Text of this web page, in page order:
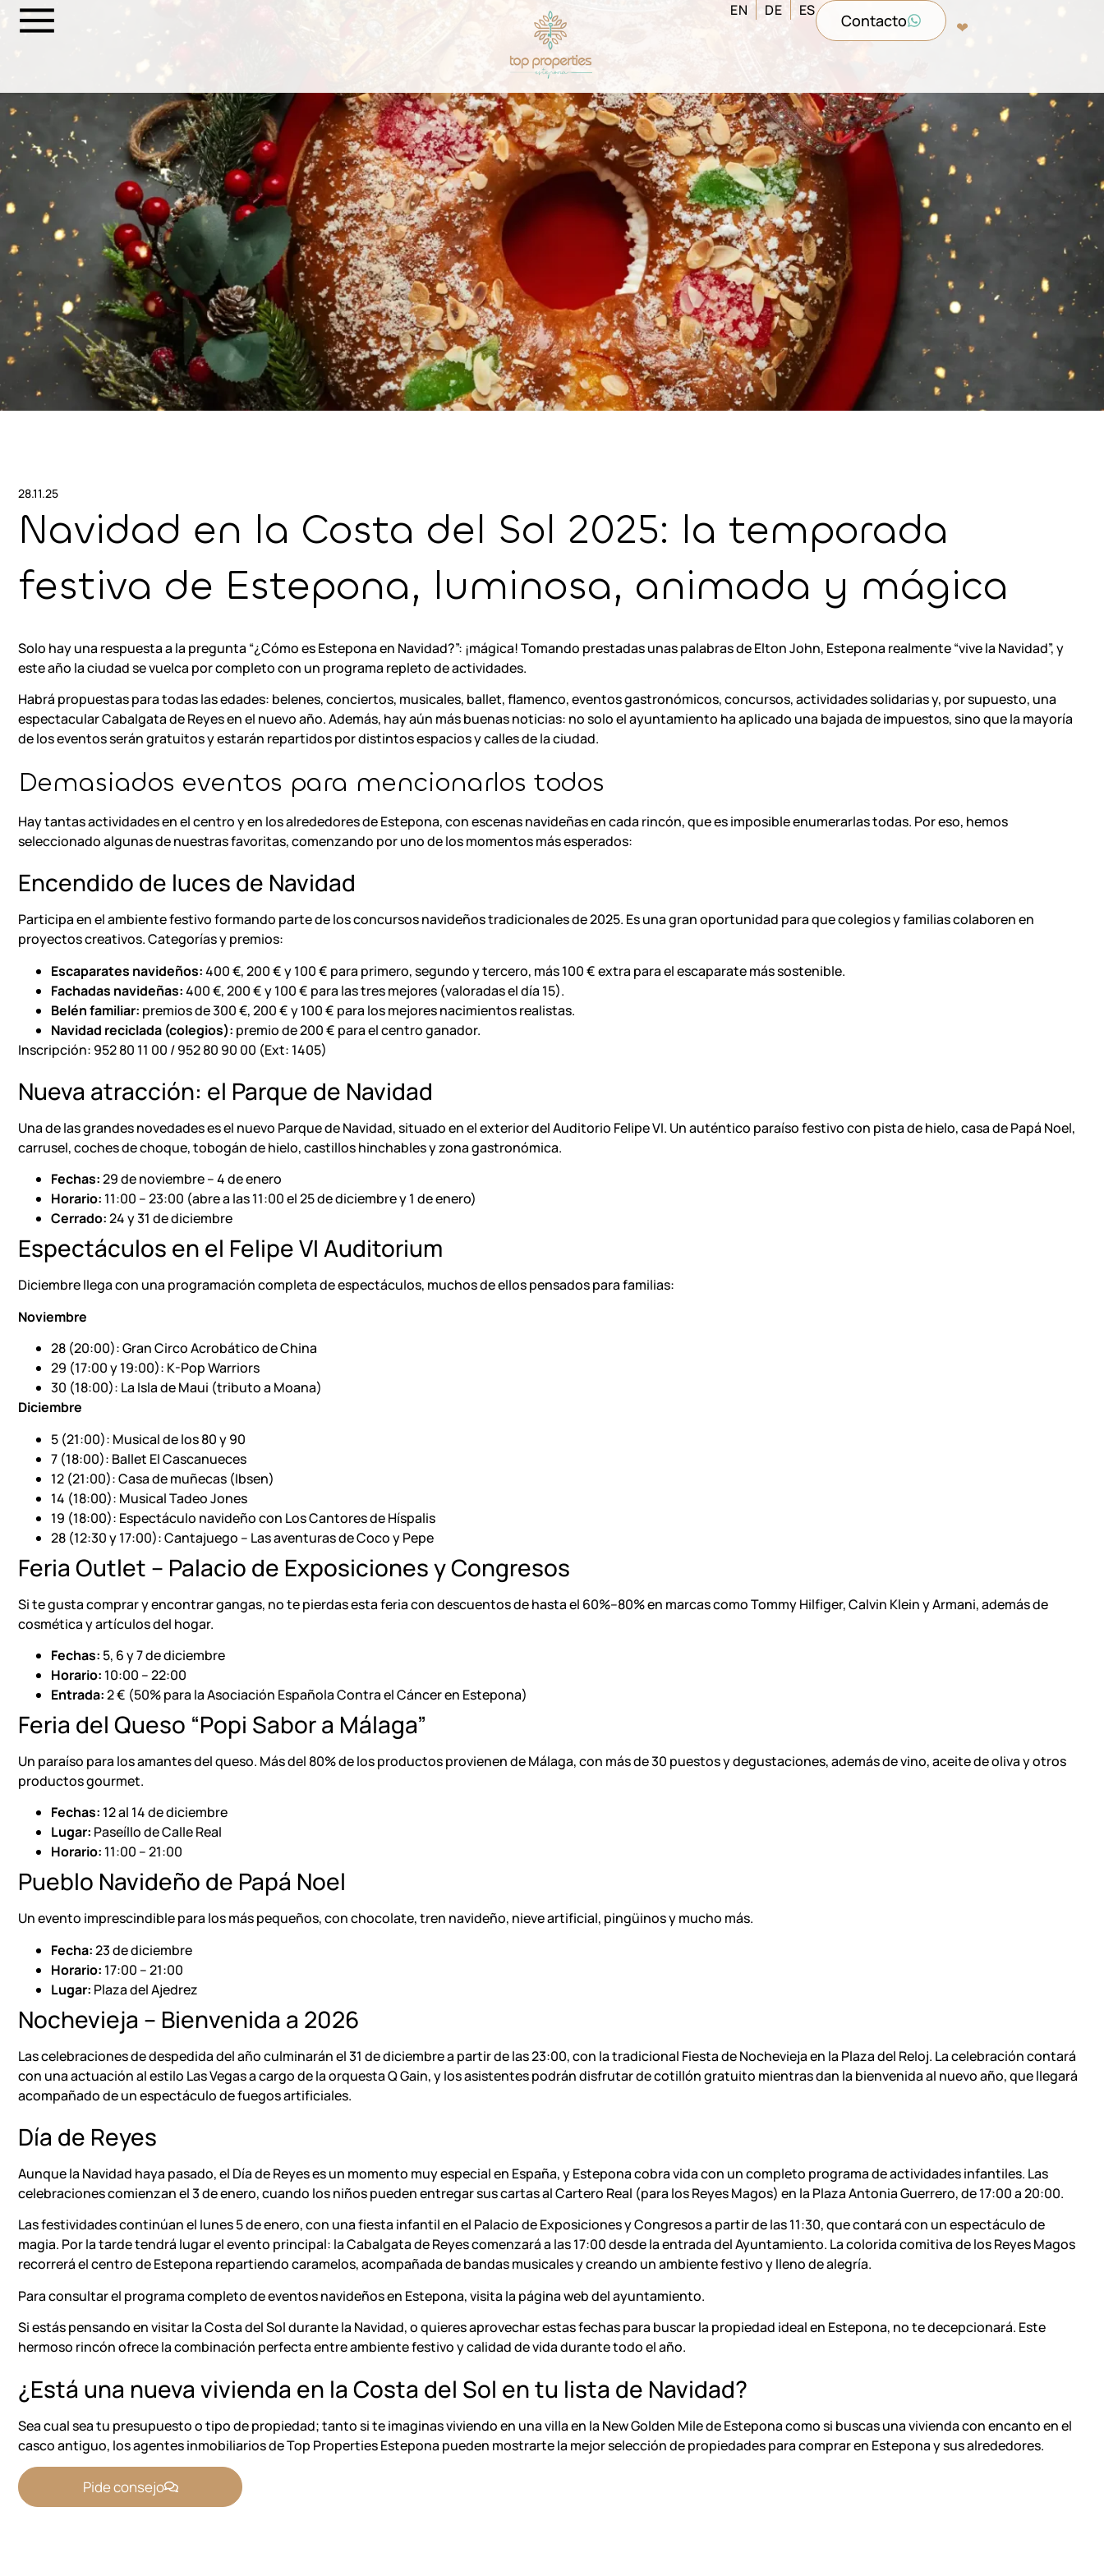
EN DE ES
Contacto ❤︎‬
28.11.25
Navidad en la Costa del Sol 2025: la temporada
festiva de Estepona, luminosa, animada y mágica
Solo hay una respuesta a la pregunta “¿Cómo es Estepona en Navidad?”: ¡mágica! Tomando prestadas unas palabras deElton John, Estepona realmente “vive la Navidad”, y
este año la ciudad se vuelca por completo con un programa repleto de actividades.
Habrá propuestas para todas las edades: belenes, conciertos, musicales, ballet, flamenco, eventos gastronómicos, concursos, actividades solidarias y, por supuesto, una
espectacular Cabalgata de Reyes en el nuevo año. Además, hay aún más buenas noticias: no solo el ayuntamiento ha aplicado una bajada de impuestos, sino que la mayoría
de los eventos serán gratuitos y estarán repartidos por distintos espacios y calles de la ciudad.
Demasiados eventos para mencionarlos todos
Hay tantas actividades en el centro y en los alrededores de Estepona, con escenas navideñas en cada rincón, que es imposible enumerarlas todas. Por eso, hemos
seleccionado algunas de nuestras favoritas, comenzando por uno de los momentos más esperados:
Encendido de luces de Navidad
Participa en el ambiente festivo formando parte de los concursos navideños tradicionales de 2025. Es una gran oportunidad para que colegios y familias colaboren en
proyectos creativos. Categorías y premios:
Escaparates navideños:400 €, 200 € y 100 € para primero, segundo y tercero, más 100 € extra para el escaparate más sostenible.
Fachadas navideñas:400 €, 200 € y 100 € para las tres mejores (valoradas el día 15).
Belén familiar: premios de 300 €, 200 € y 100 € para los mejores nacimientos realistas.
Navidad reciclada (colegios): premio de 200 € para el centro ganador.
Inscripción: 952 80 11 00 / 952 80 90 00 (Ext: 1405)
Nueva atracción: el Parque de Navidad
Una de las grandes novedades es el nuevo Parque de Navidad, situado en el exterior del Auditorio Felipe VI. Un auténtico paraíso festivo con pista de hielo, casa de Papá Noel,
carrusel, coches de choque, tobogán de hielo, castillos hinchables y zona gastronómica.
Fechas:29 de noviembre – 4 de enero
Horario: 11:00 – 23:00 (abre a las 11:00 el 25 de diciembre y 1 de enero)
Cerrado:24 y 31 de diciembre
Espectáculos en el Felipe VI Auditorium
Diciembre llega con una programación completa de espectáculos, muchos de ellos pensados para familias:
Noviembre
28 (20:00): Gran Circo Acrobático de China
29 (17:00 y 19:00): K-Pop Warriors
30 (18:00): La Isla de Maui (tributo a Moana)
Diciembre
5 (21:00): Musical de los 80 y 90
7 (18:00): Ballet El Cascanueces
12 (21:00): Casa de muñecas (Ibsen)
14 (18:00): Musical Tadeo Jones
19 (18:00): Espectáculo navideño con Los Cantores de Híspalis
28 (12:30 y 17:00): Cantajuego – Las aventuras de Coco y Pepe
Feria Outlet – Palacio de Exposiciones y Congresos
Si te gusta comprar y encontrar gangas, no te pierdas esta feria con descuentos de hasta el 60%–80% en marcas como Tommy Hilfiger, Calvin Klein y Armani, además de
cosmética y artículos del hogar.
Fechas: 5, 6 y 7 de diciembre
Horario: 10:00 – 22:00
Entrada:2 € (50% para la Asociación Española Contra el Cáncer en Estepona)
Feria del Queso “Popi Sabor a Málaga”
Un paraíso para los amantes del queso. Más del 80% de los productos provienen de Málaga, con más de 30 puestos y degustaciones, además de vino, aceite de oliva y otros
productos gourmet.
Fechas: 12 al 14 de diciembre
Lugar: Paseíllo de Calle Real
Horario: 11:00 – 21:00
Pueblo Navideño de Papá Noel
Un evento imprescindible para los más pequeños, con chocolate, tren navideño, nieve artificial, pingüinos y mucho más.
Fecha:23 de diciembre
Horario: 17:00 – 21:00
Lugar: Plaza del Ajedrez
Nochevieja – Bienvenida a 2026
Las celebraciones de despedida del año culminarán el 31 de diciembre a partir de las 23:00, con la tradicional Fiesta de Nochevieja en la Plaza del Reloj. La celebración contará
con una actuación al estilo Las Vegas a cargo de la orquesta Q Gain, y los asistentes podrán disfrutar de cotillón gratuito mientras dan la bienvenida al nuevo año, que llegará
acompañado de un espectáculo de fuegos artificiales.
Día de Reyes
Aunque la Navidad haya pasado, el Día de Reyes es un momento muy especial en España, yEsteponacobra vida con un completo programa de actividades infantiles. Las
celebraciones comienzan el 3 de enero, cuando los niños pueden entregar sus cartas al Cartero Real (para los Reyes Magos) en la Plaza Antonia Guerrero, de 17:00 a 20:00.
Las festividades continúan el lunes 5 de enero, con una fiesta infantil en el Palacio de Exposiciones y Congresos a partir de las 11:30, que contará con un espectáculo de
magia. Por la tarde tendrá lugar el evento principal: la Cabalgata de Reyes comenzará a las 17:00 desde la entrada del Ayuntamiento. La colorida comitiva de los Reyes Magos
recorrerá el centro de Estepona repartiendo caramelos, acompañada de bandas musicales y creando un ambiente festivo y lleno de alegría.
Para consultar el programa completo de eventos navideños en Estepona, visita la página web del ayuntamiento.
Si estás pensando en visitar laCosta del Soldurante la Navidad, o quieres aprovechar estas fechas para buscar la propiedad ideal en Estepona, no te decepcionará. Este
hermoso rincón ofrece la combinación perfecta entre ambiente festivo y calidad de vida durante todo el año.
¿Está una nueva vivienda en la Costa del Sol en tu lista de Navidad?
Sea cual sea tu presupuesto o tipo de propiedad; tanto si te imaginas viviendo en una villa en la New Golden Mile deEsteponacomo si buscas una vivienda con encanto en el
casco antiguo, los agentes inmobiliarios deTop Properties Estepona pueden mostrarte la mejor selección de propiedades para comprar en Estepona y sus alrededores.
Pide consejo